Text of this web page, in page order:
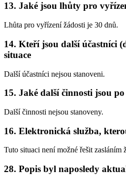
13. Jaké jsou lhůty pro
Lhůta pro vyřízení žádosti je 30 dnů.
14. Kteří jsou další účastníci
situace
Další účastníci nejsou stanoveni.
15. Jaké další činnosti jsou
Další činnosti nejsou stanoveny.
16. Elektronická služba,
Tuto situaci není možné řešit zasláním
28. Popis byl naposledy